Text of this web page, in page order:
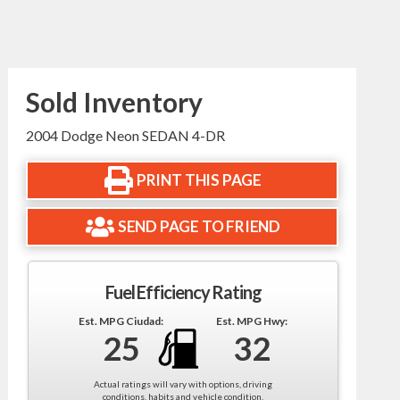
Sold Inventory
2004 Dodge Neon SEDAN 4-DR
PRINT THIS PAGE
SEND PAGE TO FRIEND
Fuel Efficiency Rating
Est. MPG Ciudad:
25
Est. MPG Hwy:
32
Actual ratings will vary with options, driving
conditions, habits and vehicle condition.